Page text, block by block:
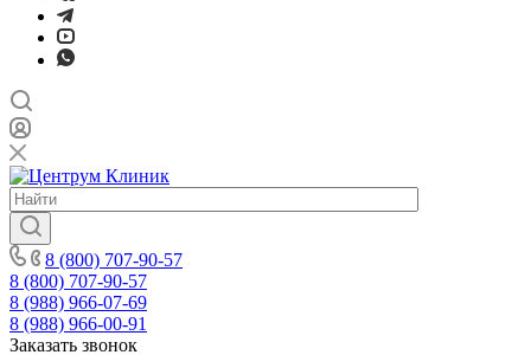
8 (800) 707-90-57
8 (800) 707-90-57
8 (988) 966-07-69
8 (988) 966-00-91
Заказать звонок